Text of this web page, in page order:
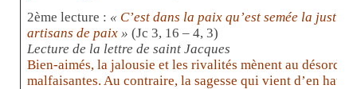
2ème lecture : « C’est dans la paix qu’est semée la
artisans de paix » (Jc 3, 16 – 4, 3)
Lecture de la lettre de saint Jacques
Bien-aimés, la jalousie et les rivalités mènent au désordre
malfaisantes. Au contraire, la sagesse qui vient d’en haut